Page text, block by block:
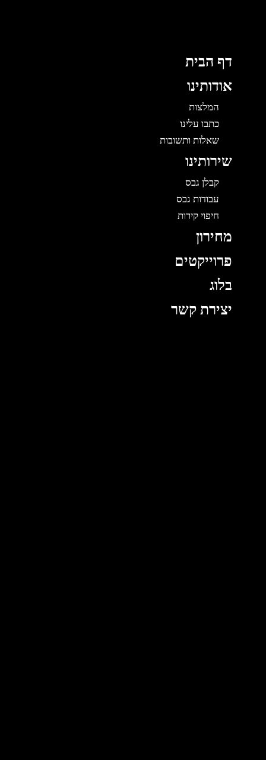
דף הבית
אודותינו
המלצות
כתבו עלינו
שאלות ותשובות
שירותינו
קבלן גבס
עבודות גבס
חיפוי קירות
מחירון
פרוייקטים
בלוג
יצירת קשר